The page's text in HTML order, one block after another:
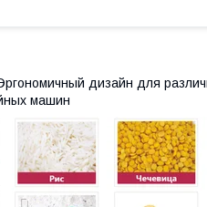
дизайн для
машин